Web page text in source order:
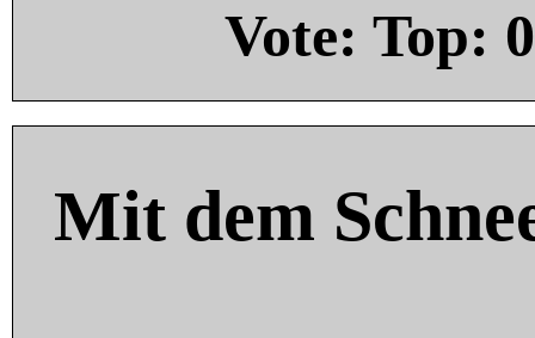
Vote: Top: 0
Mit dem